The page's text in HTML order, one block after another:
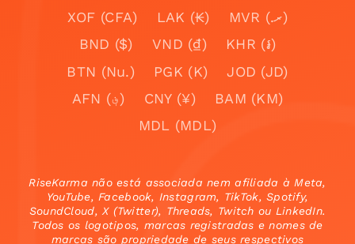
XOF (CFA)
LAK (₭)
MVR (.ރ)
BND ($)
VND (₫)
KHR (៛)
BTN (Nu.)
PGK (K)
JOD (JD)
AFN (؋)
CNY (¥)
BAM (KM)
MDL (MDL)
RiseKarma não está associada nem afiliada à Meta,
YouTube, Facebook, Instagram, TikTok, Spotify,
SoundCloud, X (Twitter), Threads, Twitch ou LinkedIn.
Todos os logotipos, marcas registradas e nomes de
marcas são propriedade de seus respectivos